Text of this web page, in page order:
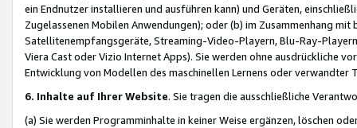
ein Endnutzer installieren und ausführen kann) und Geräten,
Zugelassenen Mobilen Anwendungen); oder (b) im Zusammenhang
Satellitenempfangsgeräte, Streaming-Video-Playern, Blu-Ray-
Viera Cast oder Vizio Internet Apps). Sie werden ohne ausdrückliche
Entwicklung von Modellen des maschinellen Lernens oder
6. Inhalte auf Ihrer Website. Sie tragen die ausschließliche
(a) Sie werden Programminhalte in keiner Weise ergänzen, löschen